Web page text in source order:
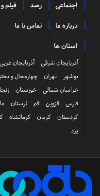
اجتماعی رصد فیلم
درباره ما تماس با ما
استان ها
آذربایجان شرقی آذربایجان غربی
بوشهر
تهران چهارمحال و
خراسان شمالی
خوزستان
فارس
قزوین قم لرستان
کردستان
کرمان کرمانشاه
یزد